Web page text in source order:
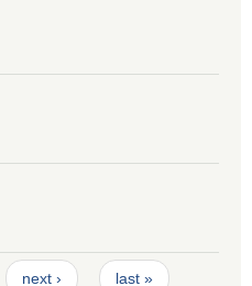
next › last »